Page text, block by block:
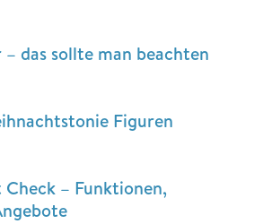
das sollte man beachten
Figuren
Check – Funktionen,